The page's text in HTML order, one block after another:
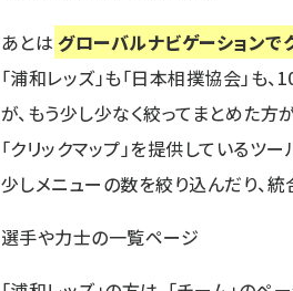
あとは グローバルナビゲーションで
「浦和レッズ」も「日本相撲協会」
が、もう少し少なく絞ってまとめた
「クリックマップ」を提供しているツ
少しメニューの数を絞り込んだり、
選手や力士の一覧ページ